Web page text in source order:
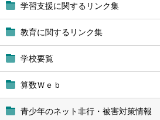
学習支援に関するリンク集
教育に関するリンク集
学校要覧
算数Ｗｅｂ
青少年のネット非行・被害対策情報